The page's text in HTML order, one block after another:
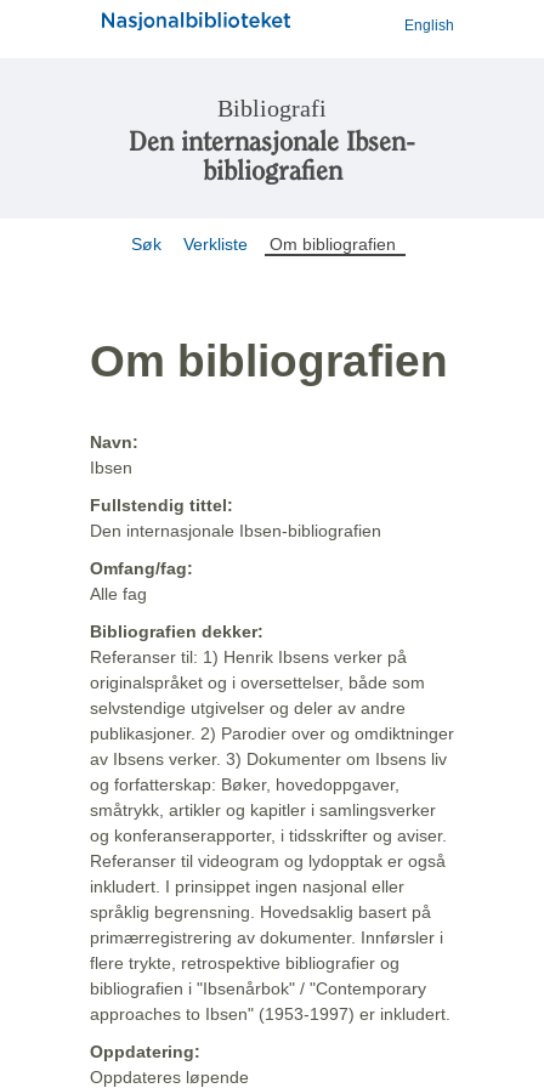
English
Bibliografi
Den internasjonale Ibsen-
bibliografien
Søk Verkliste Om bibliografien
Om bibliografien
Navn:
Ibsen
Fullstendig tittel:
Den internasjonale Ibsen-bibliografien
Omfang/fag:
Alle fag
Bibliografien dekker:
Referanser til: 1) Henrik Ibsens verker på
originalspråket og i oversettelser, både som
selvstendige utgivelser og deler av andre
publikasjoner. 2) Parodier over og omdiktninger
av Ibsens verker. 3) Dokumenter om Ibsens liv
og forfatterskap: Bøker, hovedoppgaver,
småtrykk, artikler og kapitler i samlingsverker
og konferanserapporter, i tidsskrifter og aviser.
Referanser til videogram og lydopptak er også
inkludert. I prinsippet ingen nasjonal eller
språklig begrensning. Hovedsaklig basert på
primærregistrering av dokumenter. Innførsler i
flere trykte, retrospektive bibliografier og
bibliografien i "Ibsenårbok" / "Contemporary
approaches to Ibsen" (1953-1997) er inkludert.
Oppdatering:
Oppdateres løpende